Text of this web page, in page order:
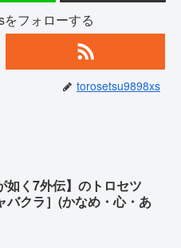
フォローする
torosetsu9898xs
如く7外伝】のトロセツ
バクラ］(かなめ・心・あ